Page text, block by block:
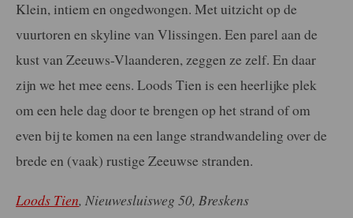
Klein, intiem en ongedwongen. Met uitzicht op de
vuurtoren en skyline van Vlissingen. Een parel aan de
kust van Zeeuws-Vlaanderen, zeggen ze zelf. En daar
zijn we het mee eens. Loods Tien is een heerlijke plek
om een hele dag door te brengen op het strand of om
even bij te komen na een lange strandwandeling over de
brede en (vaak) rustige Zeeuwse stranden.
Loods Tien, Nieuwesluisweg 50, Breskens